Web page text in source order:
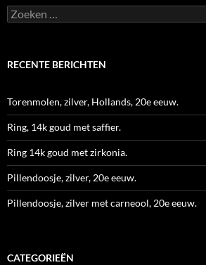
Zoeken
naar:
RECENTE BERICHTEN
Torenmolen, zilver, Hollands, 20e eeuw.
Ring, 14k goud met saffier.
Ring 14k goud met zirkonia.
Pillendoosje, zilver, 20e eeuw.
Pillendoosje, zilver met carneool, 20e eeuw.
CATEGORIEËN